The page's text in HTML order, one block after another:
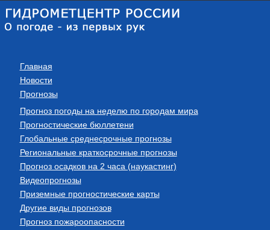
Главная
Новости
Прогнозы
Прогноз погоды на неделю по городам мира
Прогностические бюллетени
Глобальные среднесрочные прогнозы
Региональные краткосрочные прогнозы
Прогноз осадков на 2 часа (наукастинг)
Видеопрогнозы
Приземные прогностические карты
Другие виды прогнозов
Прогноз пожароопасности